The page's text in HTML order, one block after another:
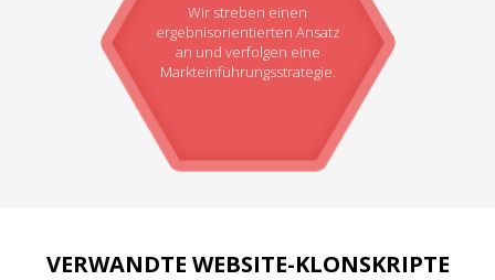
Wir streben einen
ergebnisorientierten Ansatz
an und verfolgen eine
Markteinführungsstrategie.
VERWANDTE WEBSITE-KLONSKRIPTE